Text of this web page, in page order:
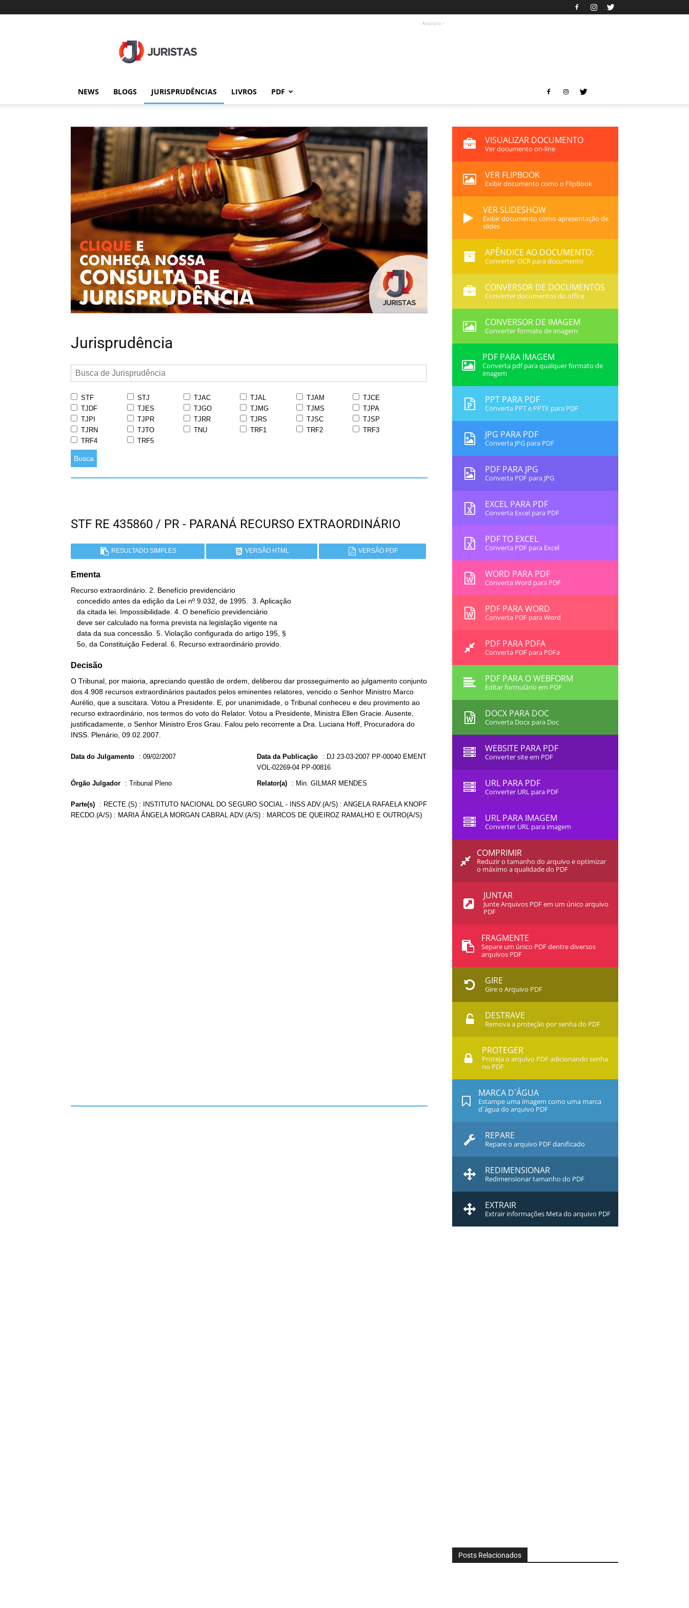
- Anúncio -
NEWS BLOGS JURISPRUDÊNCIAS LIVROS PDF
Jurisprudência
STF STJ TJAC TJAL TJAM
TJCE
TJDF
TJES TJGO TJMG TJMS
TJPA
TJPI
TJPR TJRR TJRS TJSC
TJSP
TJRN
TJTO TNU TRF1 TRF2
TRF3
TRF4
TRF5
Busca
STF RE 435860 / PR - PARANÁ RECURSO EXTRAORDINÁRIO
RESULTADO SIMPLES VERSÃO HTML VERSÃO PDF
Ementa
Recurso extraordinário. 2. Benefício previdenciário
   5o, da Constituição Federal. 6. Recurso extraordinário provido.
Decisão
O Tribunal, por maioria, apreciando questão de ordem, deliberou dar prosseguimento ao julgamento conjunto
dos 4.908 recursos extraordinários pautados pelos eminentes relatores, vencido o Senhor Ministro Marco
Aurélio, que a suscitara. Votou a Presidente. E, por unanimidade, o Tribunal conheceu e deu provimento ao
recurso extraordinário, nos termos do voto do Relator. Votou a Presidente, Ministra Ellen Gracie. Ausente,
justificadamente, o Senhor Ministro Eros Grau. Falou pelo recorrente a Dra. Luciana Hoff, Procuradora do
INSS. Plenário, 09.02.2007.
Data do Julgamento : 09/02/2007 Data da Publicação : DJ 23-03-2007 PP-00040 EMENT
VOL-02269-04 PP-00816
Órgão Julgador : Tribunal Pleno Relator(a) : Min. GILMAR MENDES
Parte(s) : RECTE.(S) : INSTITUTO NACIONAL DO SEGURO SOCIAL - INSS ADV.(A/S) : ANGELA RAFAELA KNOPF
RECDO.(A/S) : MARIA ÂNGELA MORGAN CABRAL ADV.(A/S) : MARCOS DE QUEIROZ RAMALHO E OUTRO(A/S)
VISUALIZAR DOCUMENTO
Ver documento on-line
VER FLIPBOOK
Exibir documento como o FlipBook
VER SLIDESHOW
Exibir documento como apresentação de
slides
APÊNDICE AO DOCUMENTO:
Converter OCR para documento
CONVERSOR DE DOCUMENTOS
Converter documentos do office
CONVERSOR DE IMAGEM
Converter formato de imagem
PDF PARA IMAGEM
Converta pdf para qualquer formato de
imagem
PPT PARA PDF
Converta PPT e PPTX para PDF
JPG PARA PDF
Converta JPG para PDF
PDF PARA JPG
Converta PDF para JPG
EXCEL PARA PDF
Converta Excel para PDF
PDF TO EXCEL
Converta PDF para Excel
WORD PARA PDF
Converta Word para PDF
PDF PARA WORD
Converta PDF para Word
PDF PARA PDFA
Converta PDF para PDFa
PDF PARA O WEBFORM
Editar formulário em PDF
DOCX PARA DOC
Converta Docx para Doc
WEBSITE PARA PDF
Converter site em PDF
URL PARA PDF
Converter URL para PDF
URL PARA IMAGEM
Converter URL para imagem
COMPRIMIR
Reduzir o tamanho do arquivo e optimizar
o máximo a qualidade do PDF
JUNTAR
Junte Arquivos PDF em um único arquivo
PDF
FRAGMENTE
Separe um único PDF dentre diversos
arquivos PDF
GIRE
Gire o Arquivo PDF
DESTRAVE
Remova a proteção por senha do PDF
PROTEGER
Proteja o arquivo PDF adicionando senha
no PDF
MARCA D`ÁGUA
Estampe uma imagem como uma marca
d`água do arquivo PDF
REPARE
Repare o arquivo PDF danificado
REDIMENSIONAR
Redimensionar tamanho do PDF
EXTRAIR
Extrair informações Meta do arquivo PDF
Posts Relacionados